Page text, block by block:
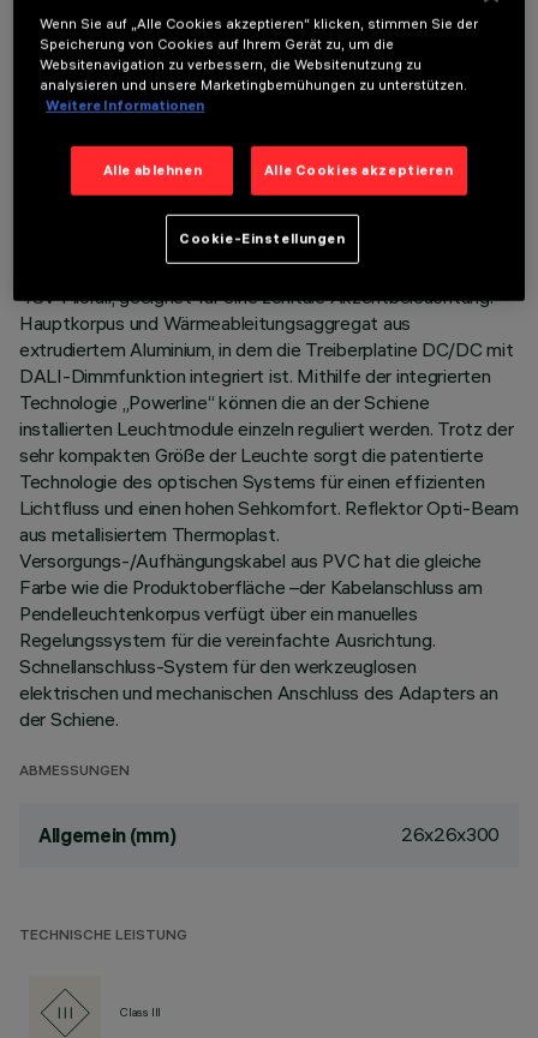
TECHNISCHE DATEN
BESCHREIBUNG
Miniaturisierte Pendelleuchte mit LED-Lichtquelle, komplett
mit Adapter für die Installation an Niedervolt-Stromschiene
48V Filorail, geeignet für eine zenitale Akzentbeleuchtung.
Hauptkorpus und Wärmeableitungsaggregat aus
extrudiertem Aluminium, in dem die Treiberplatine DC/DC mit
DALI-Dimmfunktion integriert ist. Mithilfe der integrierten
Technologie „Powerline“ können die an der Schiene
installierten Leuchtmodule einzeln reguliert werden. Trotz der
sehr kompakten Größe der Leuchte sorgt die patentierte
Technologie des optischen Systems für einen effizienten
Lichtfluss und einen hohen Sehkomfort. Reflektor Opti-Beam
aus metallisiertem Thermoplast.
Versorgungs-/Aufhängungskabel aus PVC hat die gleiche
Farbe wie die Produktoberfläche –der Kabelanschluss am
Pendelleuchtenkorpus verfügt über ein manuelles
Regelungssystem für die vereinfachte Ausrichtung.
Schnellanschluss-System für den werkzeuglosen
elektrischen und mechanischen Anschluss des Adapters an
der Schiene.
ABMESSUNGEN
Allgemein (mm) 26x26x300
TECHNISCHE LEISTUNG
Class III
Wenn Sie auf „Alle Cookies akzeptieren“ klicken, stimmen Sie der
Speicherung von Cookies auf Ihrem Gerät zu, um die
Websitenavigation zu verbessern, die Websitenutzung zu
analysieren und unsere Marketingbemühungen zu unterstützen.
Weitere Informationen
Alle ablehnen Alle Cookies akzeptieren
Cookie-Einstellungen